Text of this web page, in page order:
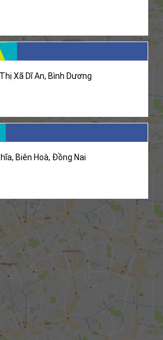
Xã Dĩ An, Bình Dương
Biên Hoà, Đồng Nai